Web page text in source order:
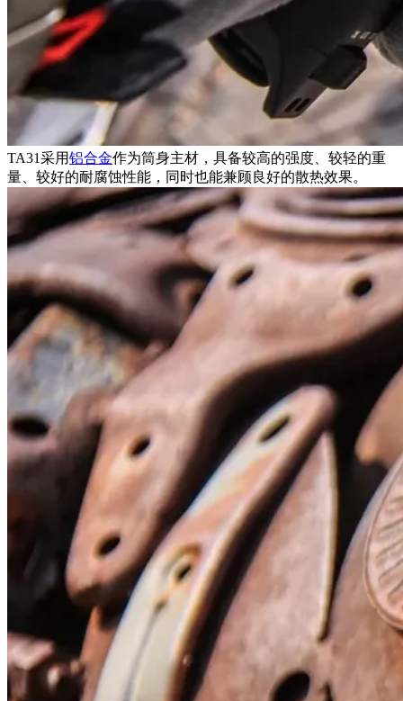
TA31采用铝合金作为筒身主材，具备较高的强度、较轻的重
量、较好的耐腐蚀性能，同时也能兼顾良好的散热效果。